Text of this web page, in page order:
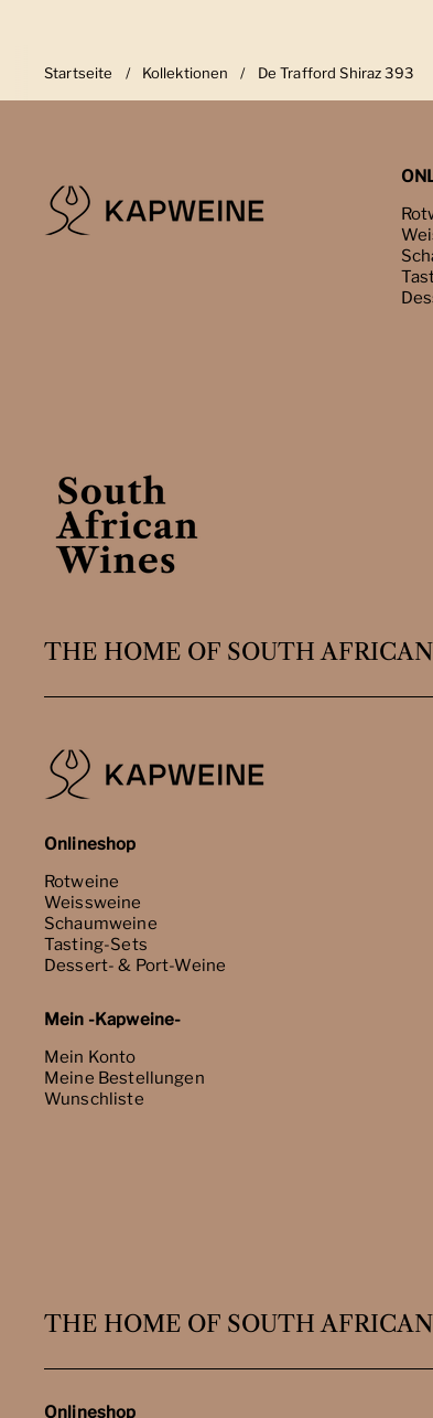
Startseite / Kollektionen / De Trafford Shiraz 393
THE HOME OF SOUTH
Onlineshop
Rotweine
Weissweine
Schaumweine
Tasting-Sets
Dessert- & Port-Weine
Mein -Kapweine-
Mein Konto
Meine Bestellungen
Wunschliste
THE HOME OF SOUTH
Onlineshop